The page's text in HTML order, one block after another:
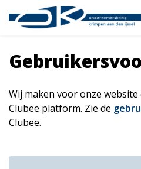
Wij maken voor onze
Clubee platform. Zie de
Clubee.